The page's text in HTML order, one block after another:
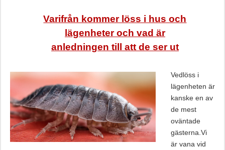
Varifrån kommer löss i hus och
lägenheter och vad är
anledningen till att de ser ut
Vedlöss i
lägenheten är
kanske en av
de mest
oväntade
gästerna.Vi
är vana vid